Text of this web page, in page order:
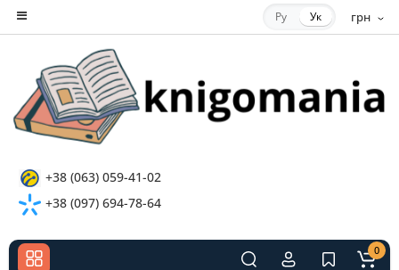
грн
Ру Ук
+38 (063) 059-41-02
+38 (097) 694-78-64
0